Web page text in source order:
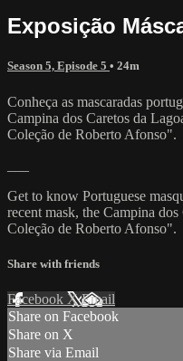
Exposição
Season 5, Episode 5 • 24m
Conheça as mascaradas
Campina dos Caretos da
Coleção de Roberto Afonso".
Get to know Portuguese
recent mask, the Campina
Coleção de Roberto Afonso".
Share with friends
Facebook XEmail
Share on Facebook
Share on X
Share via Email